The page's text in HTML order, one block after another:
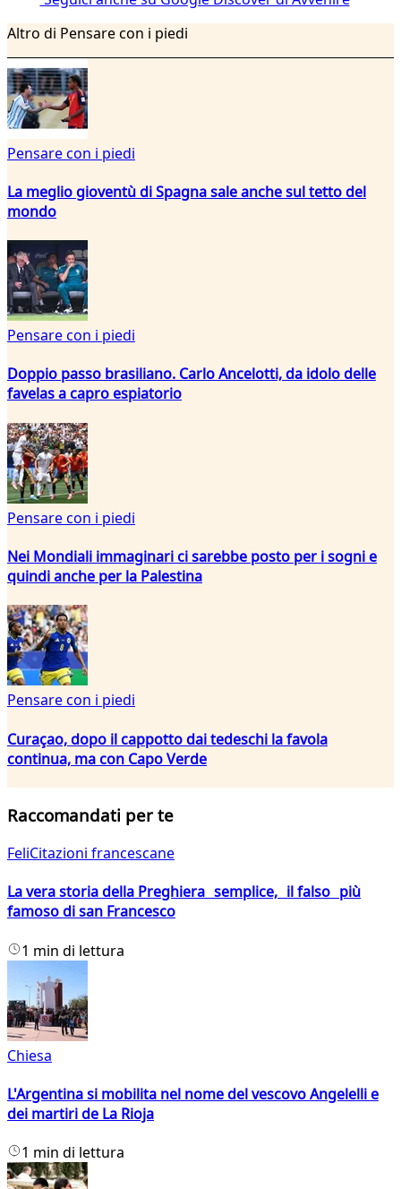
Altro di Pensare con i piedi
Pensare con i piedi
La meglio gioventù di Spagna sale anche sul tetto del
mondo
Pensare con i piedi
Doppio passo brasiliano. Carlo Ancelotti, da idolo delle
favelas a capro espiatorio
Pensare con i piedi
Nei Mondiali immaginari ci sarebbe posto per i sogni e
quindi anche per la Palestina
Pensare con i piedi
Curaçao, dopo il cappotto dai tedeschi la favola
continua, ma con Capo Verde
Raccomandati per te
FeliCitazioni francescane
La vera storia della Preghiera semplice, il falso più
famoso di san Francesco
1 min di lettura
Chiesa
L'Argentina si mobilita nel nome del vescovo Angelelli e
dei martiri de La Rioja
1 min di lettura